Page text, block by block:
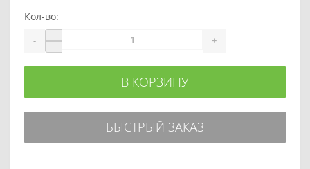
Кол-во:
- +
В КОРЗИНУ
БЫСТРЫЙ ЗАКАЗ